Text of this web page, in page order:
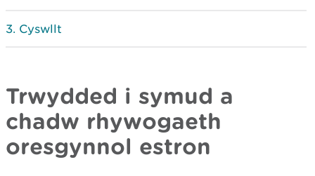
Cyswllt
Trwydded i symud a
chadw rhywogaeth
oresgynnol estron